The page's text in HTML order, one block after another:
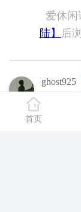
爱休闲
陆】
后
ghost925
爱休
首页